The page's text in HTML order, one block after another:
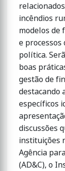
incêndios
modelos de
e processos
política.
boas
gestão de
destacando
específicos
discussões
instituições
Agência
(AD&C), o